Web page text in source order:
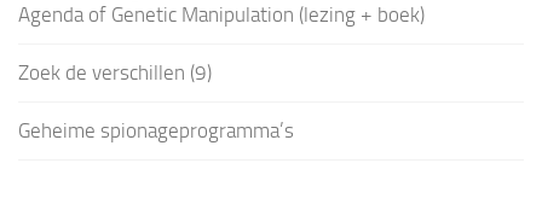
Agenda of Genetic Manipulation (lezing + boek)
Zoek de verschillen (9)
Geheime spionageprogramma’s